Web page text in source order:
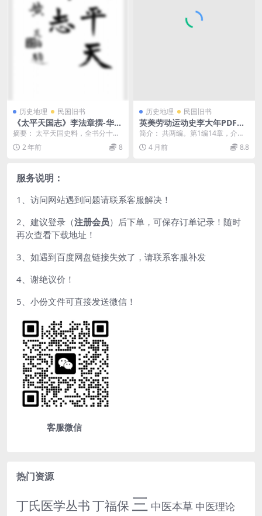
历史地理 民国旧书
《太平天国志》李法章撰-华新
书社-民国12[1923]-pdf古籍
下载
摘要： 太平天国史料，全书分十九
卷，以人物为中心加以叙述，收录
洪秀全、冯达、杨秀...
2 年前 8
历史地理 民国旧书
英美劳动运动史李大年PDF下
载,英美工人运动史研究
简介： 共两编。第1编14章，介绍
英国劳动党的概况（组阁、政策、
劳动者组织）等；...
4 月前 8.8
服务说明：
1、访问网站遇到问题请联系客服解决！
2、建议登录（注册会员）后下单，可保存订单记录！随时
再次查看下载地址！
3、如遇到百度网盘链接失效了，请联系客服补发
4、谢绝议价！
5、小份文件可直接发送微信！
客服微信
热门资源
丁氏医学丛书丁福保 三 中医本草 中医理论